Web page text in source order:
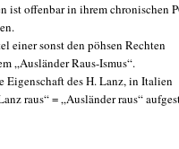
ist offenbar in ihrem chronischen
einer sonst den pöhsen Rechten
„Ausländer Raus-Ismus“.
Eigenschaft des H. Lanz, in Italien
raus“ = „Ausländer raus“